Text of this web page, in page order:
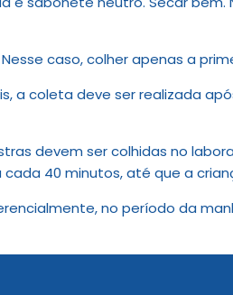
caso, colher apenas a
a coleta deve ser realizada
devem ser colhidas no
40 minutos, até que a
no período da